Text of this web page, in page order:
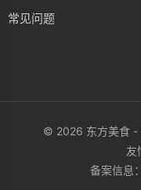
常见问题
© 2026 东方美食 -
友
备案信息：